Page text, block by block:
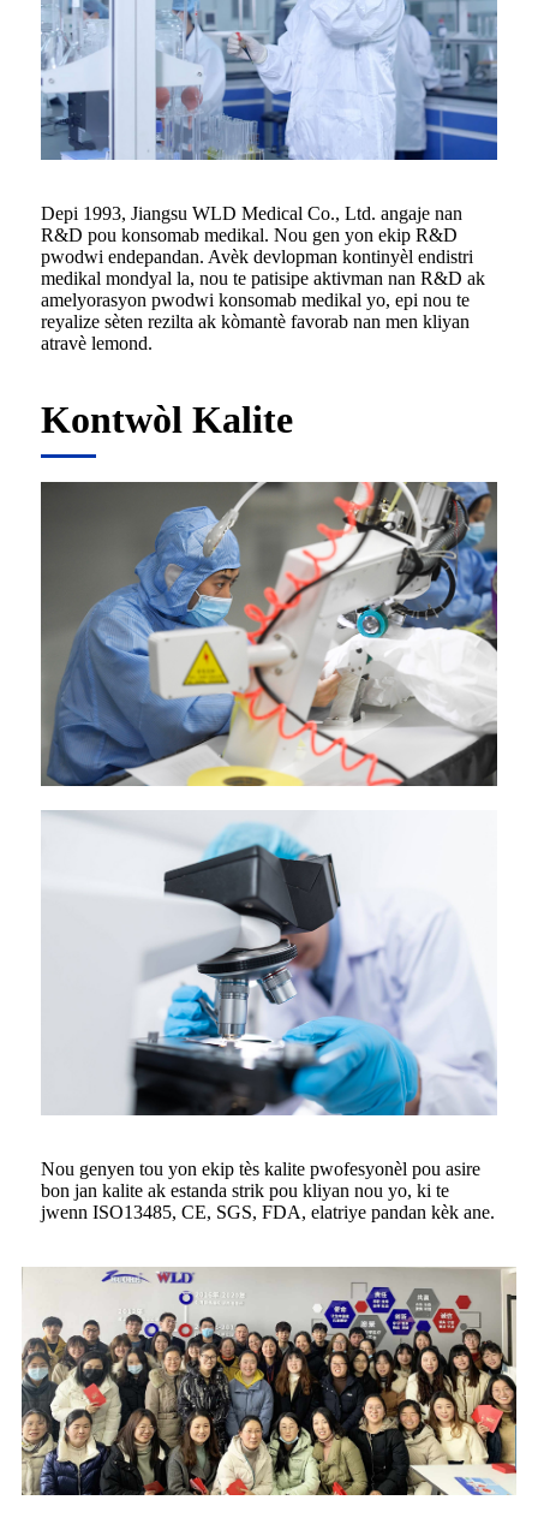
Depi 1993, Jiangsu WLD Medical Co., Ltd. angaje nan
R&D pou konsomab medikal. Nou gen yon ekip R&D
pwodwi endepandan. Avèk devlopman kontinyèl endistri
medikal mondyal la, nou te patisipe aktivman nan R&D ak
amelyorasyon pwodwi konsomab medikal yo, epi nou te
reyalize sèten rezilta ak kòmantè favorab nan men kliyan
atravè lemond.
Kontwòl Kalite
Nou genyen tou yon ekip tès kalite pwofesyonèl pou asire
bon jan kalite ak estanda strik pou kliyan nou yo, ki te
jwenn ISO13485, CE, SGS, FDA, elatriye pandan kèk ane.